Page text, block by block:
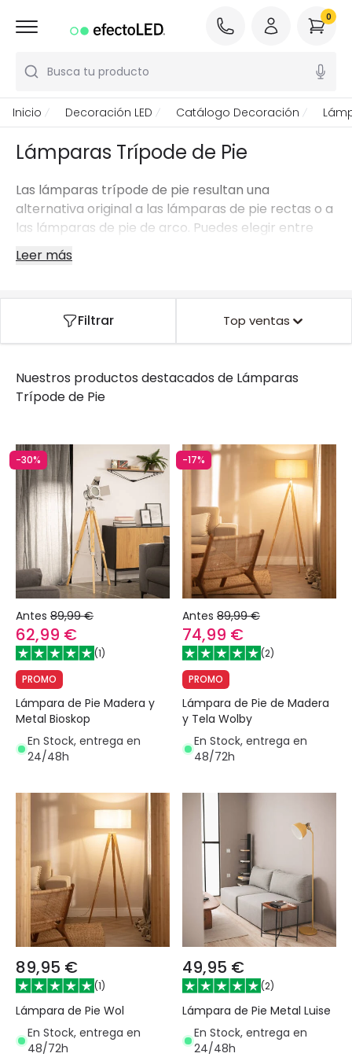
Busca tu producto
0
Inicio Decoración LED Catálogo Decoración
Lámparas Trípode de Pie
Las lámparas trípode de pie resultan una
alternativa original a las lámparas de pie rectas o a
las lámparas de pie de arco. Puedes elegir entre
modelos de lámparas trípode que proporcionan
una iluminación general o entre aquellos que,
en modelos que incluyen focos, sirven para realzar
rincones especiales.
Leer más
Filtrar Top ventas
Nuestros productos destacados de Lámparas
Trípode de Pie
-30%
Antes 89,99 €
62,99 €
(1)
PROMO
Lámpara de Pie Madera y
Metal Bioskop
En Stock, entrega en
24/48h
-17%
Antes 89,99 €
74,99 €
(2)
PROMO
Lámpara de Pie de Madera
y Tela Wolby
En Stock, entrega en
48/72h
89,95 €
(1)
Lámpara de Pie Wol
En Stock, entrega en
48/72h
49,95 €
(2)
Lámpara de Pie Metal Luise
En Stock, entrega en
24/48h